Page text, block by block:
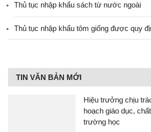
Thủ tục nhập khẩu sách từ nước ngoài
Thủ tục nhập khẩu tôm giống được quy
TIN VĂN BẢN MỚI
Hiệu trưởng chịu
hoạch giáo dục,
trường học